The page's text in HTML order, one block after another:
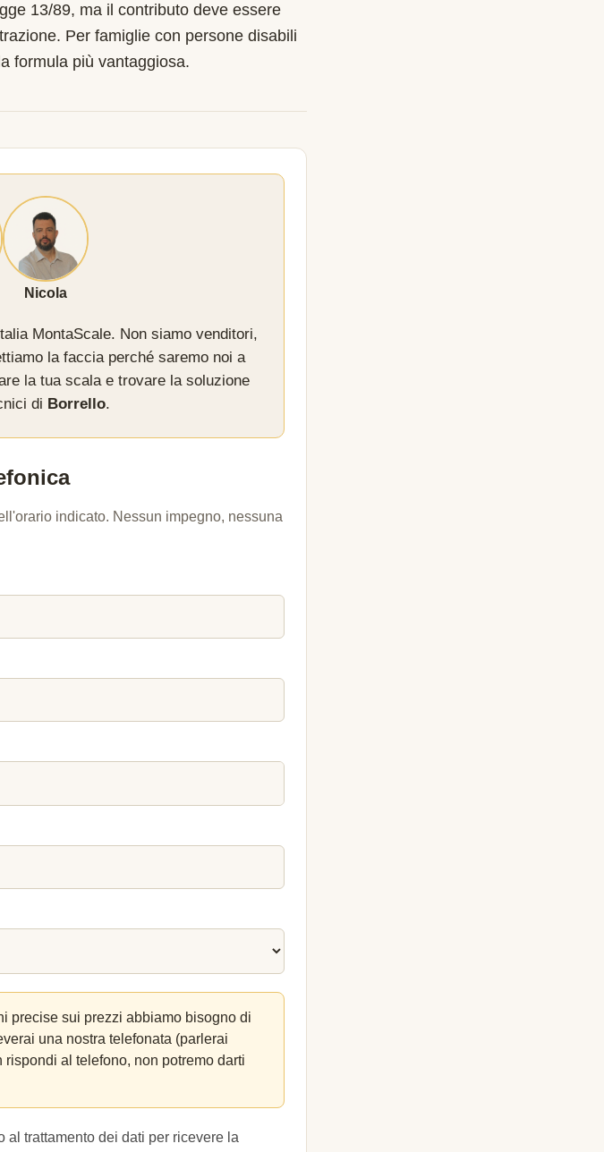
13/89, ma il contributo deve essere
Per famiglie con persone disabili
formula più vantaggiosa.
Nicola
MontaScale. Non siamo venditori,
la faccia perché saremo noi a
la tua scala e trovare la soluzione
di Borrello.
indicato. Nessun impegno, nessuna
precise sui prezzi abbiamo bisogno di
una nostra telefonata (parlerai
rispondi al telefono, non potremo darti
al trattamento dei dati per ricevere la